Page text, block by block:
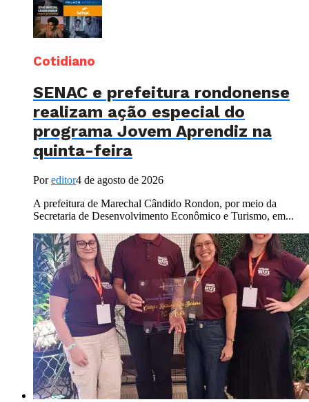
Cotidiano
SENAC e prefeitura rondonense
realizam ação especial do
programa Jovem Aprendiz na
quinta-feira
Poreditor4 de agosto de 2026
A prefeitura de Marechal Cândido Rondon, por meio da
Secretaria de Desenvolvimento Econômico e Turismo, em...